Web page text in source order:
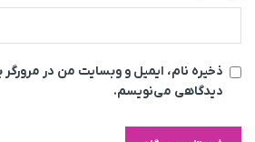
ذخیره نام، ایمیل و وبسایت من در مرورگر
دیدگاهی می‌نویسم.